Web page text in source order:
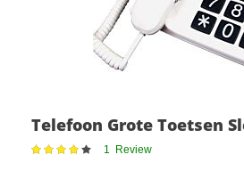
Telefoon Grote Toetsen
Waardering: 1 Review